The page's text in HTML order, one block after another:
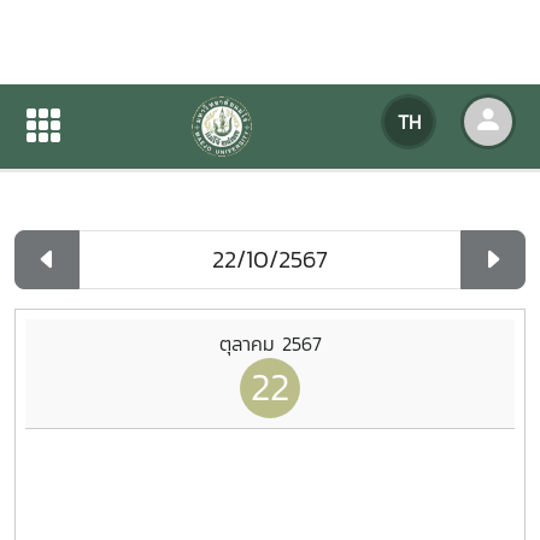
TH
ปฏิทินกิจกรรมของหน่วยงาน
ปฏิทินกิจกรรมของหน่วยงาน
ตุลาคม 2567
22